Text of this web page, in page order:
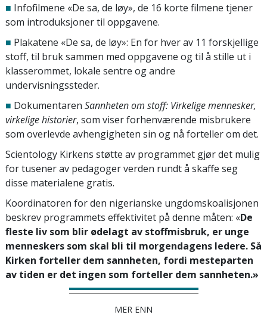
■ Infofilmene «De sa, de løy», de 16 korte filmene tjener
som introduksjoner til oppgavene.
■ Plakatene «De sa, de løy»: En for hver av 11 forskjellige
stoff, til bruk sammen med oppgavene og til å stille ut i
klasserommet, lokale sentre og andre
undervisningssteder.
■ Dokumentaren Sannheten om stoff: Virkelige mennesker,
virkelige historier, som viser forhenværende misbrukere
som overlevde avhengigheten sin og nå forteller om det.
Scientology Kirkens støtte av programmet gjør det mulig
for tusener av pedagoger verden rundt å skaffe seg
disse materialene gratis.
Koordinatoren for den nigerianske ungdomskoalisjonen
beskrev programmets effektivitet på denne måten: «De
fleste liv som blir ødelagt av stoffmisbruk, er unge
menneskers som skal bli til morgendagens ledere. Så
Kirken forteller dem sannheten, fordi mesteparten
av tiden er det ingen som forteller dem sannheten.»
MER ENN